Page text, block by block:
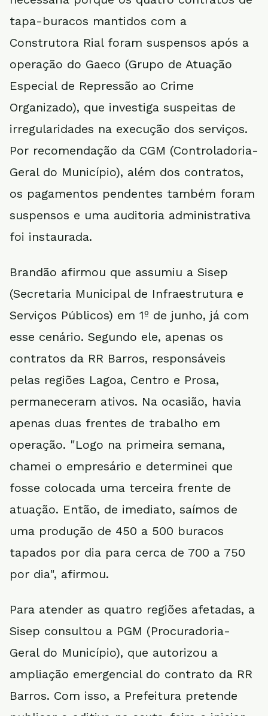
tapa-buracos mantidos com a
Construtora Rial foram suspensos após a
operação do Gaeco (Grupo de Atuação
Especial de Repressão ao Crime
Organizado), que investiga suspeitas de
irregularidades na execução dos serviços.
Por recomendação da CGM (Controladoria-
Geral do Município), além dos contratos,
os pagamentos pendentes também foram
suspensos e uma auditoria administrativa
foi instaurada.
Brandão afirmou que assumiu a Sisep
(Secretaria Municipal de Infraestrutura e
Serviços Públicos) em 1º de junho, já com
esse cenário. Segundo ele, apenas os
contratos da RR Barros, responsáveis
pelas regiões Lagoa, Centro e Prosa,
permaneceram ativos. Na ocasião, havia
apenas duas frentes de trabalho em
operação. "Logo na primeira semana,
chamei o empresário e determinei que
fosse colocada uma terceira frente de
atuação. Então, de imediato, saímos de
uma produção de 450 a 500 buracos
tapados por dia para cerca de 700 a 750
por dia", afirmou.
Para atender as quatro regiões afetadas, a
Sisep consultou a PGM (Procuradoria-
Geral do Município), que autorizou a
ampliação emergencial do contrato da RR
Barros. Com isso, a Prefeitura pretende